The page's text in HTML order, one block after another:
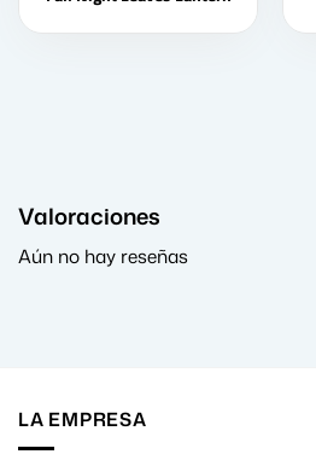
Valoraciones
Aún no hay reseñas
LA EMPRESA